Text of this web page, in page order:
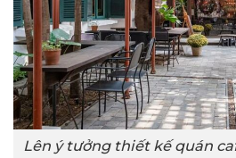
Lên ý tưởng thiết kế quán